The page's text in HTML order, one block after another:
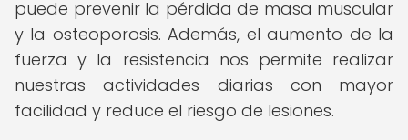
puede prevenir la pérdida de masa muscular
y la osteoporosis. Además, el aumento de la
fuerza y la resistencia nos permite realizar
nuestras actividades diarias con mayor
facilidad y reduce el riesgo de lesiones.